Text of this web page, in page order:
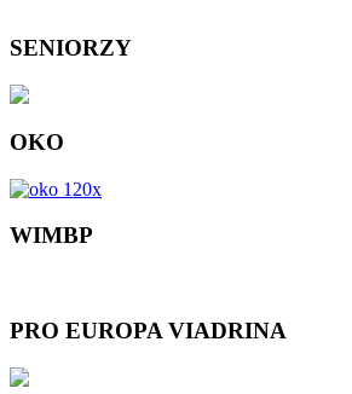
SENIORZY
OKO
WIMBP
PRO EUROPA VIADRINA